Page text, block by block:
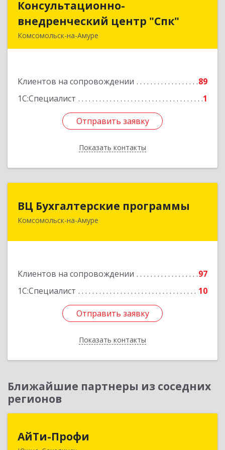
Консультационно-
внедренческий центр "Спк"
Комсомольск-на-Амуре
Клиентов на сопровождении
89
1С:Специалист
1
Отправить заявку
Показать контакты
Консультационно-
внедренческий центр "Спк"
Подробнее
Отправить заявку
Назад
ВЦ Бухгалтерские программы
Комсомольск-на-Амуре
Клиентов на сопровождении
97
1С:Специалист
10
Отправить заявку
Показать контакты
681000, Хабаровский край, Комсомольск-на-
Отправить заявку
Назад
Ближайшие партнеры из соседних
регионов
АйТи-Профи